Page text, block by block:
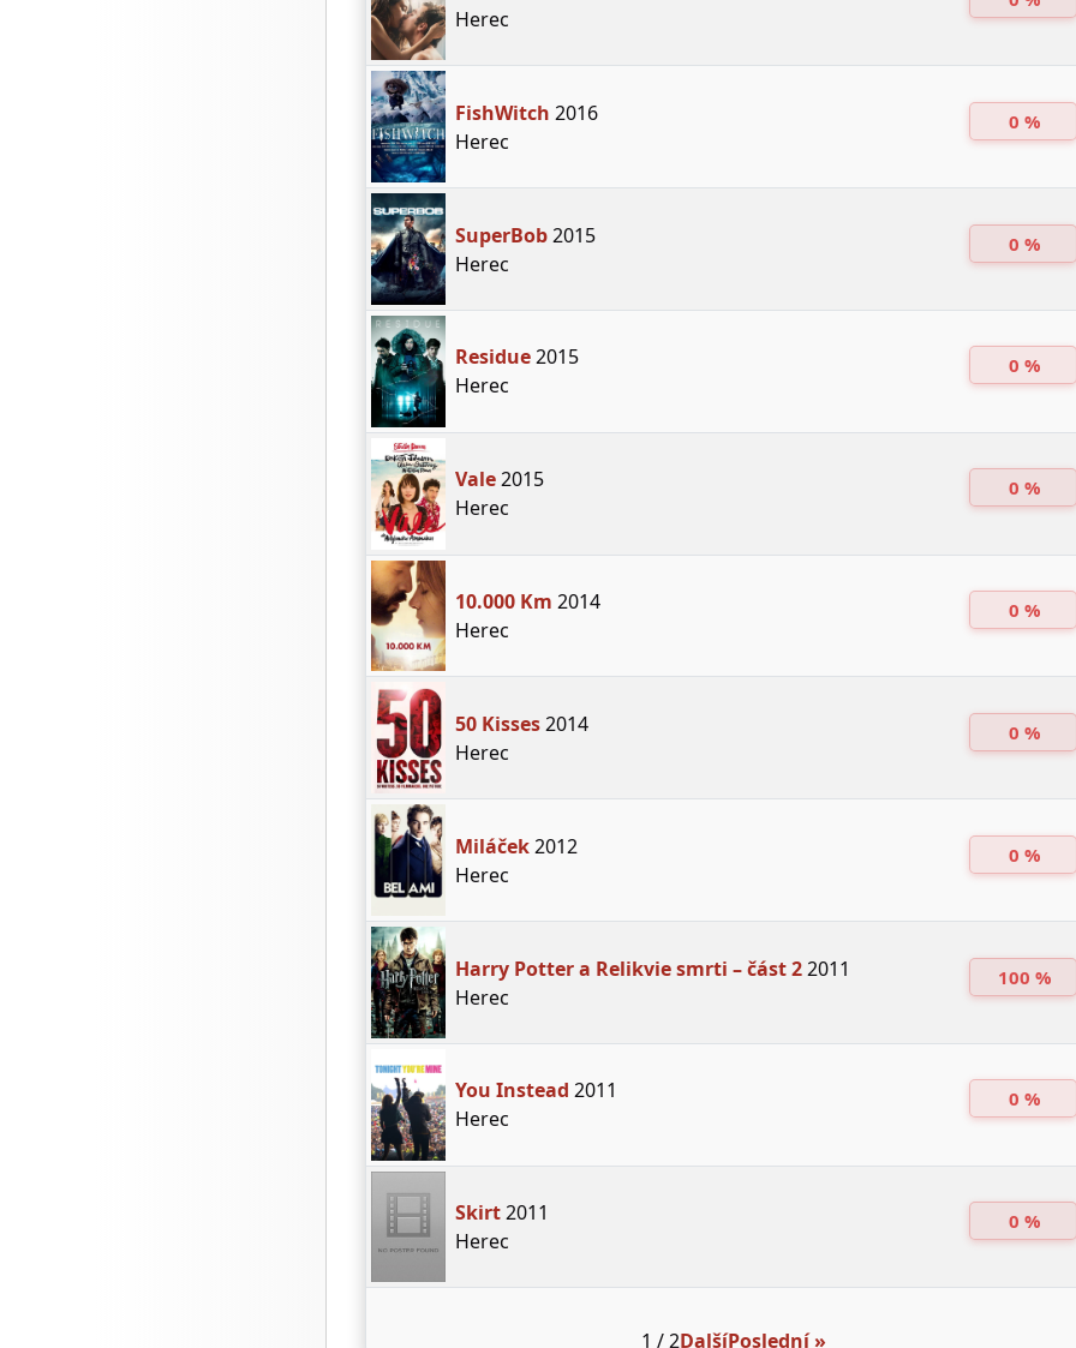
Herec
FishWitch 2016
Herec
0 %
SuperBob2015
Herec
0 %
Residue2015
Herec
0 %
Vale2015
Herec
0 %
10.000 Km 2014
Herec
0 %
50 Kisses2014
Herec
0 %
Miláček2012
Herec
0 %
Harry Potter a Relikvie smrti – část 22011
Herec
100 %
You Instead 2011
Herec
0 %
Skirt2011
Herec
0 %
1 / 2DalšíPoslední »